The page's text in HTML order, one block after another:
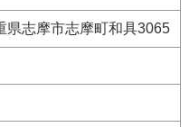
県志摩市志摩町和具3065